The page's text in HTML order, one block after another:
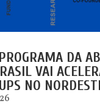
DA
VAI
NO